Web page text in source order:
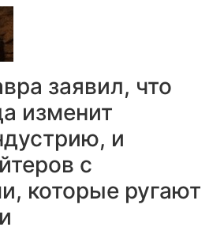
заявил, что
изменит
и
с
которые ругают